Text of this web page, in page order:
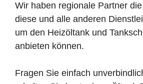
Wir haben regionale Partner
diese und alle anderen
um den Heizöltank und
anbieten können.
Fragen Sie einfach